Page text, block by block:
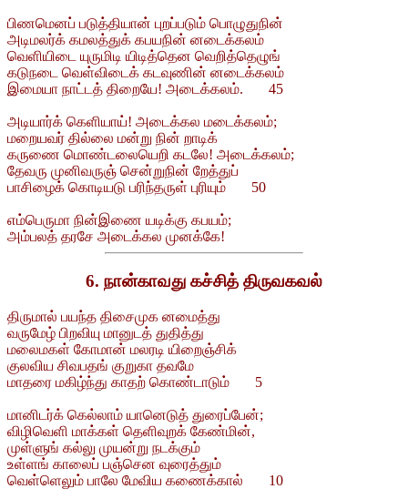
பிணமெனப் படுத்தியான் புறப்படும் பொழுதுநின்
அடிமலர்க் கமலத்துக் கபயநின் னடைக்கலம்
வெளியிடை யுருமிடி யிடித்தென வெறித்தெழுங்
கடுநடை வெள்விடைக் கடவுணின் னடைக்கலம்
இமையா நாட்டத் திறையே! அடைக்கலம். 45
அடியார்க் கெளியாய்! அடைக்கல மடைக்கலம்;
மறையவர் தில்லை மன்று நின் றாடிக்
கருணை மொண்டலையெறி கடலே! அடைக்கலம்;
தேவரு முனிவருஞ் சென்றுநின் றேத்துப்
பாசிழைக் கொடியடு பரிந்தருள் புரியும் 50
எம்பெருமா நின்இணை யடிக்கு கபயம்;
அம்பலத் தரசே அடைக்கல முனக்கே!
6. நான்காவது கச்சித் திருவகவல்
திருமால் பயந்த திசைமுக னமைத்து
வருமேழ் பிறவியு மானுடத் துதித்து
மலைமகள் கோமான் மலரடி யிறைஞ்சிக்
குலவிய சிவபதங் குறுகா தவமே
மாதரை மகிழ்ந்து காதற் கொண்டாடும் 5
மானிடர்க் கெல்லாம் யானெடுத் துரைப்பேன்;
விழிவெளி மாக்கள் தெளிவுறக் கேண்மின்,
முள்ளுங் கல்லு முயன்று நடக்கும்
உள்ளங் காலைப் பஞ்சென வுரைத்தும்
வெள்ளெலும் பாலே மேவிய கணைக்கால் 10